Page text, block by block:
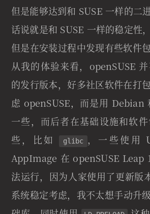
但是能够达到和 SUSE 一样的二
话说就是和 SUSE 一样的稳定性
但是在安装过程中发现有些软件
从我的体验来看，openSUSE
的发行版本，好多社区软件在打
虑 openSUSE，而是用
一些，而后者在基础设施和软
些，比如
glibc ，一些使用
AppImage 在 openSUSE Leap
法运行，因为人家使用了更新版
系统稳定考虑，我不太想手动升